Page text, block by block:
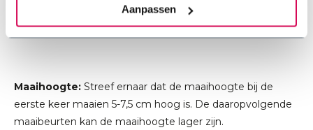
Aanpassen
maaier (bijv. balkmaaiers of meerwielige bosmaaier).
Maaihoogte: Streef ernaar dat de maaihoogte bij de
eerste keer maaien 5-7,5 cm hoog is. De daaropvolgende
maaibeurten kan de maaihoogte lager zijn.